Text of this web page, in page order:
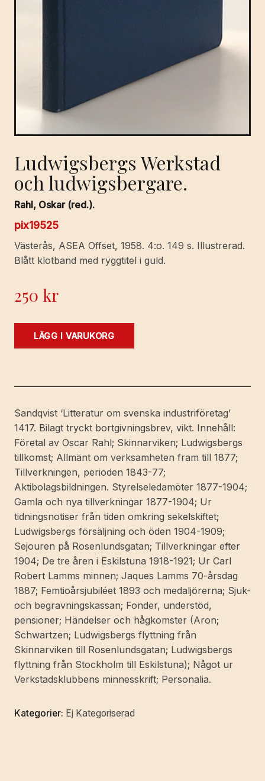
Ludwigsbergs Werkstad
och ludwigsbergare.
Rahl, Oskar (red.).
pix19525
Västerås, ASEA Offset, 1958. 4:o. 149 s. Illustrerad.
Blått klotband med ryggtitel i guld.
250 kr
Ludwigsbergs
mängd
LÄGG I VARUKORG
Sandqvist ‘Litteratur om svenska industriföretag’
1417. Bilagt tryckt bortgivningsbrev, vikt. Innehåll:
Företal av Oscar Rahl; Skinnarviken; Ludwigsbergs
tillkomst; Allmänt om verksamheten fram till 1877;
Tillverkningen, perioden 1843-77;
Aktibolagsbildningen. Styrelseledamöter 1877-1904;
Gamla och nya tillverkningar 1877-1904; Ur
tidningsnotiser från tiden omkring sekelskiftet;
Ludwigsbergs försäljning och öden 1904-1909;
Sejouren på Rosenlundsgatan; Tillverkningar efter
1904; De tre åren i Eskilstuna 1918-1921; Ur Carl
Robert Lamms minnen; Jaques Lamms 70-årsdag
1887; Femtioårsjubiléet 1893 och medaljörerna; Sjuk-
och begravningskassan; Fonder, understöd,
pensioner; Händelser och hågkomster (Aron;
Schwartzen; Ludwigsbergs flyttning från
Skinnarviken till Rosenlundsgatan; Ludwigsbergs
flyttning från Stockholm till Eskilstuna); Något ur
Verkstadsklubbens minnesskrift; Personalia.
Kategorier: Ej Kategoriserad